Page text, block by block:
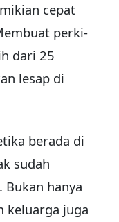
cepat
perki­
dari 25
lesap di
berada di
sudah
Bukan ha­nya
keluarga juga